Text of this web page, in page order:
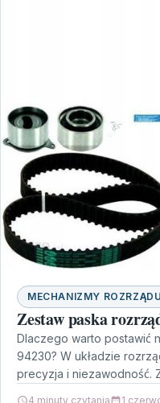
MECHANIZMY ROZRZĄDU
Zestaw paska
Dlaczego warto postawić
94230? W układzie
precyzja i niezawodność.
4 minuty czytania 1